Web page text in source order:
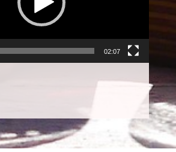
02:07